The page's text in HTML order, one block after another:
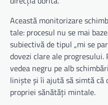
Această monitorizare
tale: procesul nu se mai
subiectivă de tipul „mi se
dovezi clare ale
vedea negru pe alb
liniște și îi ajută să simtă
propriei sănătăți mintale.